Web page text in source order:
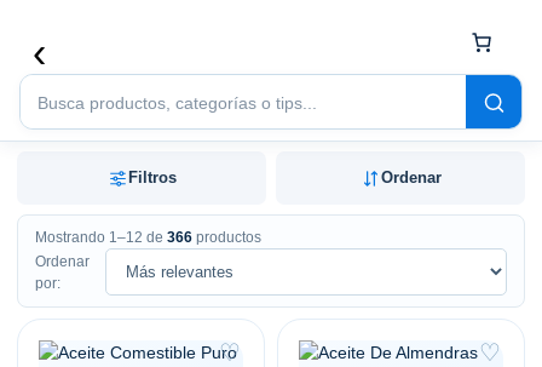
Buscar
productos
Filtros Ordenar
Mostrando 1–12 de 366 productos
Ordenar
por:
♡ ♡